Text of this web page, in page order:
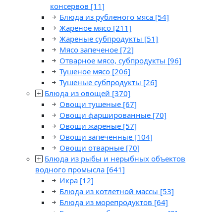
консервов [11]
Блюда из рубленого мяса [54]
Жареное мясо [211]
Жареные субпродукты [51]
Мясо запеченое [72]
Отварное мясо, субпродукты [96]
Тушеное мясо [206]
Тушеные субпродукты [26]
Блюда из овощей [370]
Овощи тушеные [67]
Овощи фаршированные [70]
Овощи жареные [57]
Овощи запеченные [104]
Овощи отварные [70]
Блюда из рыбы и нерыбных объектов
водного промысла [641]
Икра [12]
Блюда из котлетной массы [53]
Блюда из морепродуктов [64]